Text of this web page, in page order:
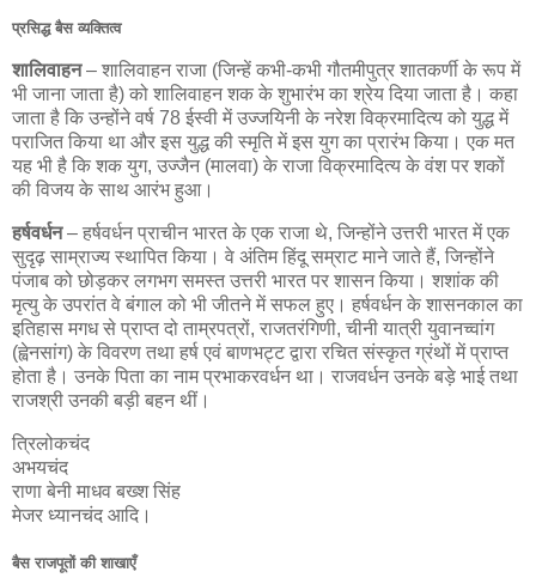
प्रसिद्ध बैस व्यक्तित्व
शालिवाहन– शालिवाहन राजा (जिन्हें कभी-कभी गौतमीपुत्र शातकर्णी के रूप में
भी जाना जाता है) को शालिवाहन शक के शुभारंभ का श्रेय दिया जाता है। कहा
जाता है कि उन्होंने वर्ष 78 ईस्वी में उज्जयिनी के नरेश विक्रमादित्य को युद्ध में
पराजित किया था और इस युद्ध की स्मृति में इस युग का प्रारंभ किया। एक मत
यह भी है कि शक युग, उज्जैन (मालवा) के राजा विक्रमादित्य के वंश पर शकों
की विजय के साथ आरंभ हुआ।
हर्षवर्धन– हर्षवर्धन प्राचीन भारत के एक राजा थे, जिन्होंने उत्तरी भारत में एक
सुदृढ़ साम्राज्य स्थापित किया। वे अंतिम हिंदू सम्राट माने जाते हैं, जिन्होंने
पंजाब को छोड़कर लगभग समस्त उत्तरी भारत पर शासन किया। शशांक की
मृत्यु के उपरांत वे बंगाल को भी जीतने में सफल हुए। हर्षवर्धन के शासनकाल का
इतिहास मगध से प्राप्त दो ताम्रपत्रों, राजतरंगिणी, चीनी यात्री युवानच्वांग
(ह्वेनसांग) के विवरण तथा हर्ष एवं बाणभट्ट द्वारा रचित संस्कृत ग्रंथों में प्राप्त
होता है। उनके पिता का नाम प्रभाकरवर्धन था। राजवर्धन उनके बड़े भाई तथा
राजश्री उनकी बड़ी बहन थीं।
त्रिलोकचंद
अभयचंद
राणा बेनी माधव बख्श सिंह
मेजर ध्यानचंद आदि।
बैस राजपूतों की शाखाएँ